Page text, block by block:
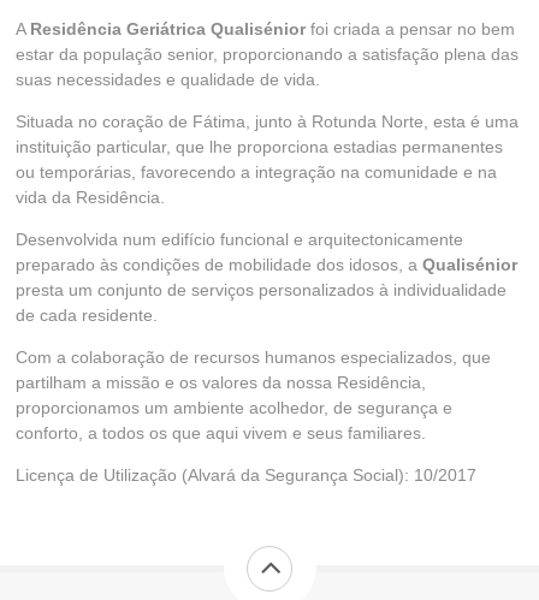
A Residência Geriátrica Qualiséniorfoi criada a pensar no bem
estar da população senior, proporcionando a satisfação plena das
suas necessidades e qualidade de vida.
Situada no coração de Fátima, junto à Rotunda Norte, esta é uma
instituição particular, que lhe proporciona estadias permanentes
ou temporárias, favorecendo a integração na comunidade e na
vida da Residência.
Desenvolvida num edifício funcional e arquitectonicamente
preparado às condições de mobilidade dos idosos, aQualisénior
presta um conjunto de serviços personalizados à individualidade
de cada residente.
Com a colaboração de recursos humanos especializados, que
partilham a missão e os valores da nossa Residência,
proporcionamos um ambiente acolhedor, de segurança e
conforto, a todos os que aqui vivem e seus familiares.
Licença de Utilização (Alvará da Segurança Social): 10/2017